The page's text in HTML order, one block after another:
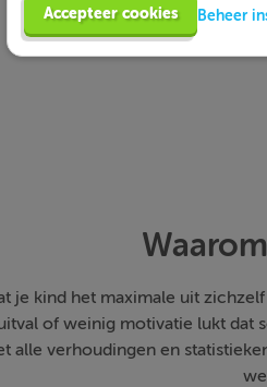
Waarom
je kind het maximale uit
of weinig motivatie lukt dat
alle verhoudingen en
Accepteer cookies Beheer